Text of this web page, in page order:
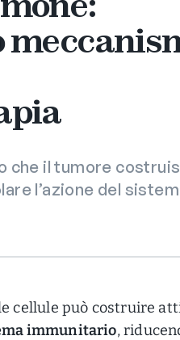
che il tumore
l’azione del
cellule può costruire
immunitario,